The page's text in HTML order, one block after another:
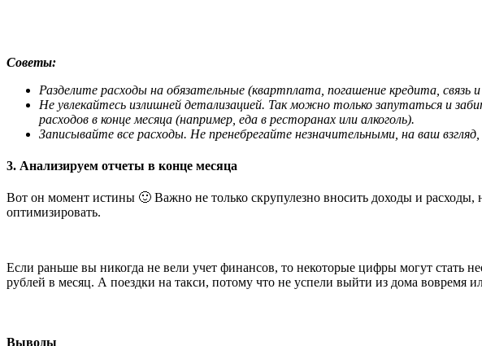
Советы:
Разделите расходы на обязательные (квартплата, погашение кредита, связь
Не увлекайтесь излишней детализацией. Так можно только запутаться и
расходов в конце месяца (например, еда в ресторанах или алкоголь).
Записывайте все расходы. Не пренебрегайте незначительными, на ваш
3. Анализируем отчеты в конце месяца
Вот он момент истины 🙂 Важно не только скрупулезно вносить доходы и
оптимизировать.
Если раньше вы никогда не вели учет финансов, то некоторые цифры могут стать
рублей в месяц. А поездки на такси, потому что не успели выйти из дома вовремя
Выводы